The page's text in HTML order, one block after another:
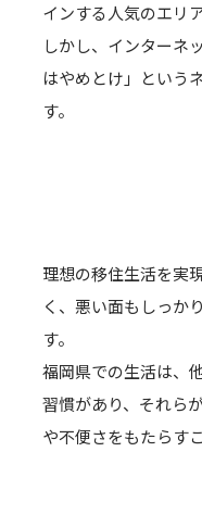
インする人気のエリア
しかし、インターネ
はやめとけ」という
す。
理想の移住生活を実
く、悪い面もしっか
す。
福岡県での生活は、
習慣があり、それら
や不便さをもたらす